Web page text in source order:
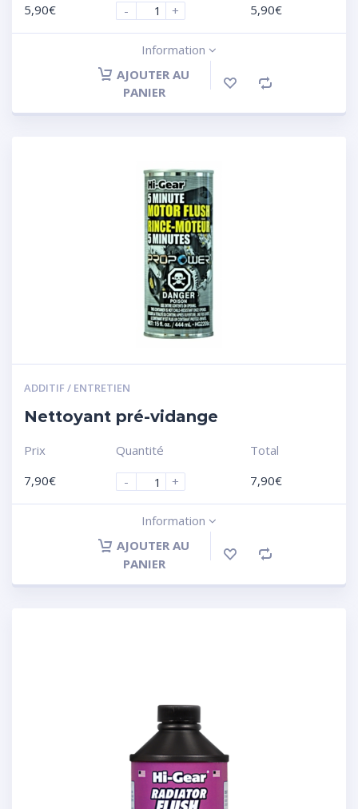
5,90€
-
+
5,90€
Information
AJOUTER AU
PANIER
ADDITIF / ENTRETIEN
Nettoyant pré-vidange
Prix
7,90€
Quantité
-
+
Total
7,90€
Information
AJOUTER AU
PANIER